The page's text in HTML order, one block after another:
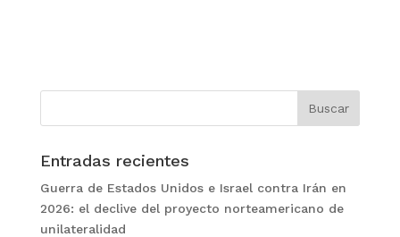
Entradas recientes
Guerra de Estados Unidos e Israel contra Irán en
2026: el declive del proyecto norteamericano de
unilateralidad